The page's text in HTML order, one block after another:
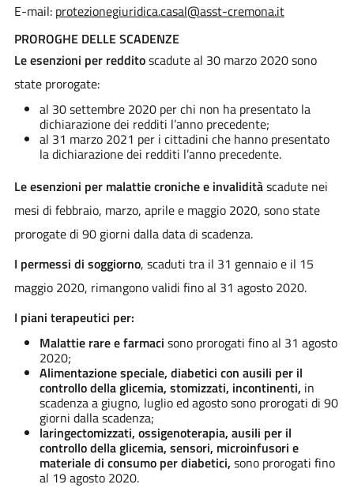
E-mail: protezionegiuridica.casal@asst-cremona.it
PROROGHE DELLE SCADENZE
Le esenzioni per redditoscadute al 30 marzo 2020 sono
state prorogate:
al 30 settembre 2020 per chi non ha presentato la
dichiarazione dei redditi l’anno precedente;
al 31 marzo 2021 per i cittadini che hanno presentato
la dichiarazione dei redditi l’anno precedente.
Le esenzioni per malattie croniche e invaliditàscadute nei
mesi di febbraio, marzo, aprile e maggio 2020, sono state
prorogate di 90 giorni dalla data di scadenza.
I permessi di soggiorno, scaduti tra il 31 gennaio e il 15
maggio 2020, rimangono validi fino al 31 agosto 2020.
I piani terapeutici per:
Malattie rare e farmaci sono prorogati fino al 31 agosto
2020;
Alimentazione speciale, diabetici con ausili per il
controllo della glicemia, stomizzati, incontinenti, in
scadenza a giugno, luglio ed agosto sono prorogati di 90
giorni dalla scadenza;
laringectomizzati, ossigenoterapia, ausili per il
controllo della glicemia, sensori, microinfusori e
materiale di consumo per diabetici, sono prorogati fino
al 19 agosto 2020.